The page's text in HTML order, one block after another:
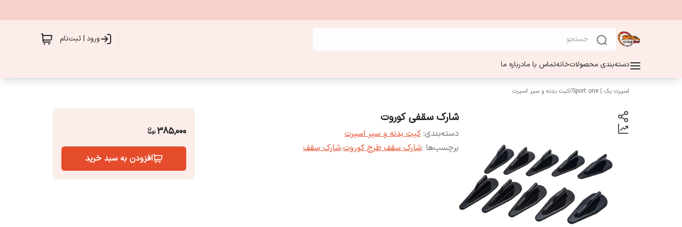
ورود | ثبت‌نام
دسته‌بندی محصولاتخانهتماس با مادرباره ما
اسپرت یک | Sport one /کیت بدنه و سپر اسپرت
شارک سقفی کوروت
دسته‌بندی: کیت بدنه و سپر اسپرت
برچسب‌ها :شارک سقف طرح کوروت،شارک سقف
385,000
افزودن به سبد خرید